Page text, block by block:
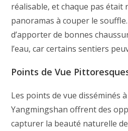
réalisable, et chaque pas était
panoramas à couper le
d’apporter de bonnes
l’eau, car certains sentiers
Points de Vue
Les points de vue disséminés
Yangmingshan offrent des
capturer la beauté naturelle